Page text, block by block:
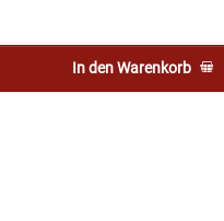
In den Warenkorb